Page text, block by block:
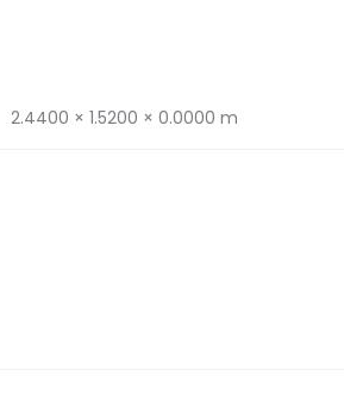
2.4400 × 1.5200 × 0.0000 m